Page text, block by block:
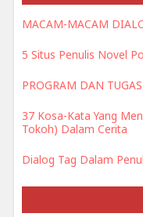
MACAM-MACAM
5 Situs Penulis Novel
PROGRAM DAN
37 Kosa-Kata Yang
Tokoh) Dalam Cerita
Dialog Tag Dalam